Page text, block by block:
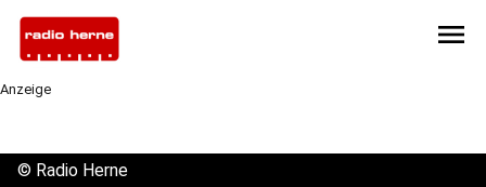
menu
Anzeige
© Radio Herne